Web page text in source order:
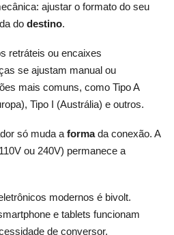
ajustar o formato do seu
do destino.
retráteis ou encaixes
se ajustam manual ou
mais comuns, como Tipo A
Tipo I (Austrália) e outros.
só muda a formada conexão. A
ou 240V) permanece a
modernos é bivolt.
e tablets funcionam
de conversor.